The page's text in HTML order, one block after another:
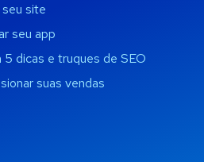
site
seu app
dicas e truques de SEO
suas vendas